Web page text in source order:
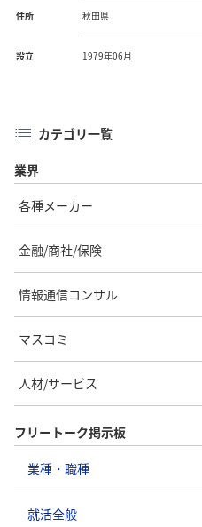
住所 秋田県
設立 1979年06月
カテゴリ一覧
業界
各種メーカー
金融/商社/保険
情報通信コンサル
マスコミ
人材/サービス
フリートーク掲示板
業種・職種
就活全般